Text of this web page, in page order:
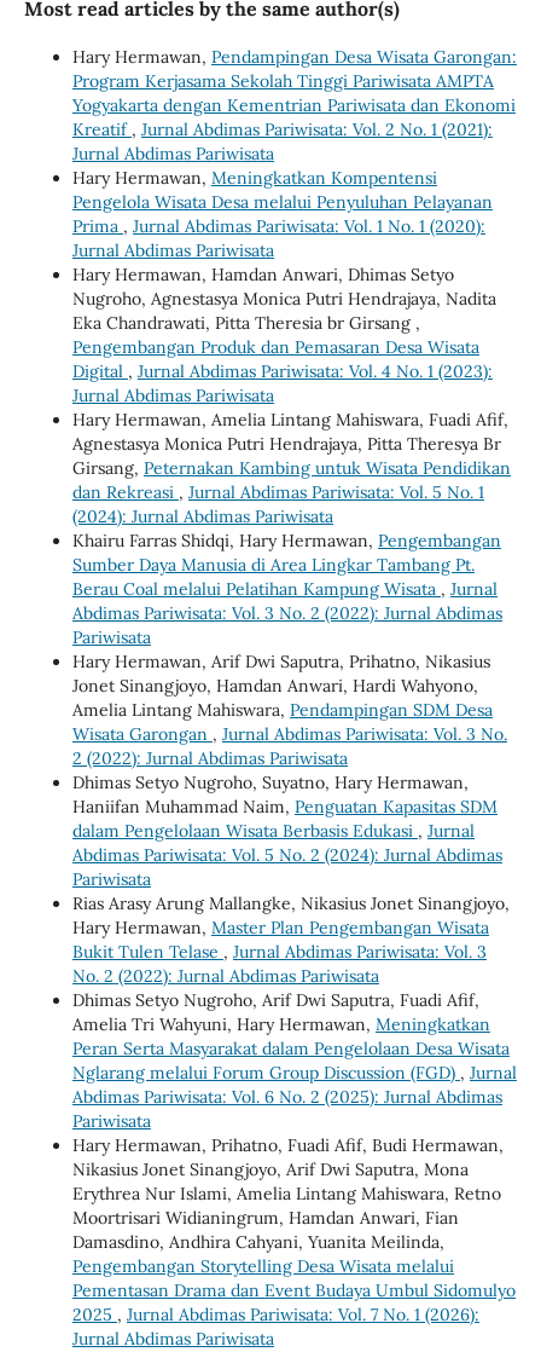
Most read articles by the same author(s)
Hary Hermawan, Pendampingan Desa Wisata Garongan:
Program Kerjasama Sekolah Tinggi Pariwisata AMPTA
Yogyakarta dengan Kementrian Pariwisata dan Ekonomi
Kreatif , Jurnal Abdimas Pariwisata: Vol. 2 No. 1 (2021):
Jurnal Abdimas Pariwisata
Hary Hermawan, Meningkatkan Kompentensi
Pengelola Wisata Desa melalui Penyuluhan Pelayanan
Prima , Jurnal Abdimas Pariwisata: Vol. 1 No. 1 (2020):
Jurnal Abdimas Pariwisata
Hary Hermawan, Hamdan Anwari, Dhimas Setyo
Nugroho, Agnestasya Monica Putri Hendrajaya, Nadita
Eka Chandrawati, Pitta Theresia br Girsang ,
Pengembangan Produk dan Pemasaran Desa Wisata
Digital , Jurnal Abdimas Pariwisata: Vol. 4 No. 1 (2023):
Jurnal Abdimas Pariwisata
Hary Hermawan, Amelia Lintang Mahiswara, Fuadi Afif,
Agnestasya Monica Putri Hendrajaya, Pitta Theresya Br
Girsang, Peternakan Kambing untuk Wisata Pendidikan
dan Rekreasi , Jurnal Abdimas Pariwisata: Vol. 5 No. 1
(2024): Jurnal Abdimas Pariwisata
Khairu Farras Shidqi, Hary Hermawan, Pengembangan
Sumber Daya Manusia di Area Lingkar Tambang Pt.
Berau Coal melalui Pelatihan Kampung Wisata , Jurnal
Abdimas Pariwisata: Vol. 3 No. 2 (2022): Jurnal Abdimas
Pariwisata
Hary Hermawan, Arif Dwi Saputra, Prihatno, Nikasius
Jonet Sinangjoyo, Hamdan Anwari, Hardi Wahyono,
Amelia Lintang Mahiswara, Pendampingan SDM Desa
Wisata Garongan , Jurnal Abdimas Pariwisata: Vol. 3 No.
2 (2022): Jurnal Abdimas Pariwisata
Dhimas Setyo Nugroho, Suyatno, Hary Hermawan,
Haniifan Muhammad Naim, Penguatan Kapasitas SDM
dalam Pengelolaan Wisata Berbasis Edukasi , Jurnal
Abdimas Pariwisata: Vol. 5 No. 2 (2024): Jurnal Abdimas
Pariwisata
Rias Arasy Arung Mallangke, Nikasius Jonet Sinangjoyo,
Hary Hermawan, Master Plan Pengembangan Wisata
Bukit Tulen Telase , Jurnal Abdimas Pariwisata: Vol. 3
No. 2 (2022): Jurnal Abdimas Pariwisata
Dhimas Setyo Nugroho, Arif Dwi Saputra, Fuadi Afif,
Amelia Tri Wahyuni, Hary Hermawan, Meningkatkan
Peran Serta Masyarakat dalam Pengelolaan Desa Wisata
Nglarang melalui Forum Group Discussion (FGD) , Jurnal
Abdimas Pariwisata: Vol. 6 No. 2 (2025): Jurnal Abdimas
Pariwisata
Hary Hermawan, Prihatno, Fuadi Afif, Budi Hermawan,
Nikasius Jonet Sinangjoyo, Arif Dwi Saputra, Mona
Erythrea Nur Islami, Amelia Lintang Mahiswara, Retno
Moortrisari Widianingrum, Hamdan Anwari, Fian
Damasdino, Andhira Cahyani, Yuanita Meilinda,
Pengembangan Storytelling Desa Wisata melalui
Pementasan Drama dan Event Budaya Umbul Sidomulyo
2025 , Jurnal Abdimas Pariwisata: Vol. 7 No. 1 (2026):
Jurnal Abdimas Pariwisata